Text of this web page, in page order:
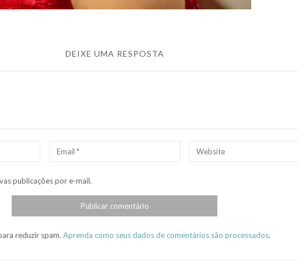
DEIXE UMA RESPOSTA
Email Website
publicações por e-mail.
reduzir spam. Aprenda como seus dados de comentários são processados.